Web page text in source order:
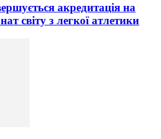
акредитація на
світу з легкої атлетики